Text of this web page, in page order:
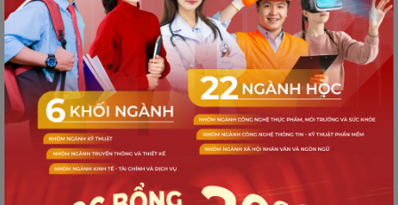
TUYỂN SINH
Quy trình nhập học dành cho Tân sinh
viên K21